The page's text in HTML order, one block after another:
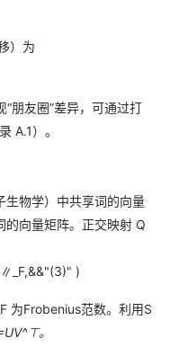
）为
朋友圈”差异，可通过打
A.1）。
物学）中共享词的向量
向量矩阵。正交映射 Q
)
为Frobenius范数。利用S
。